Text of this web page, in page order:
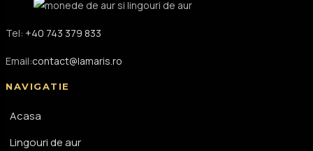
Tel: +40 743 379 833
Email:contact@lamaris.ro
NAVIGATIE
Acasa
Lingouri de aur